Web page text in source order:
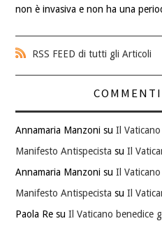
non è invasiva e non ha una
RSS FEED di tutti gli Articoli
Annamaria Manzoni suIl
Manifesto Antispecista suIl
Annamaria Manzoni suIl
Manifesto Antispecista suIl
Paola Re suIl Vaticano benedice